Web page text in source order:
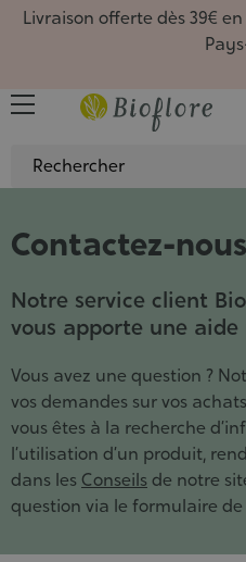
Livraison offerte dès 39€
Contactez-nous
Notre service client
vous apporte une aide
Vous avez une question ?
vos demandes sur vos
vous êtes à la recherche
l’utilisation d’un produit,
dans les Conseilsde notre
question via le formulaire